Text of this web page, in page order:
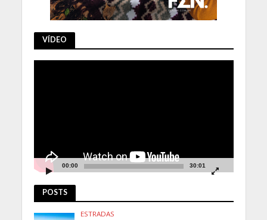
VÍDEO
00:00 30:01
POSTS
ESTRADAS